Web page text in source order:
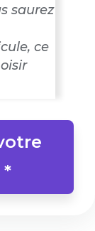
saurez
ce